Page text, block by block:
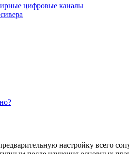
цифровые каналы
настройку всего